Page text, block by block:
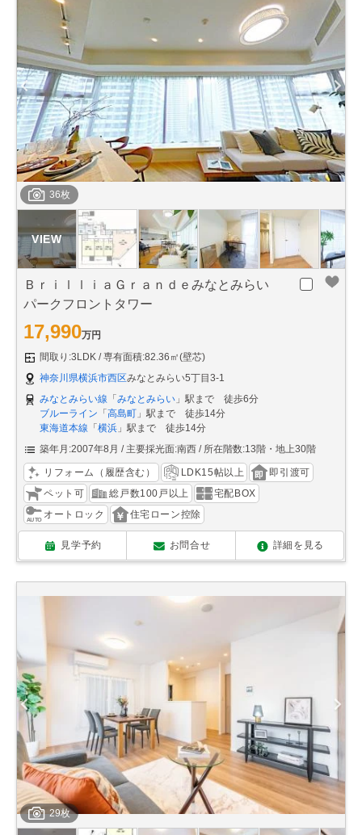
36枚
ＢｒｉｌｌｉａＧｒａｎｄｅみなとみらい
パークフロントタワー
17,990万円
間取り:3LDK
専有面積:82.36㎡(壁芯)
神奈川県横浜市西区みなとみらい5丁目3-1
みなとみらい線 「 みなとみらい 」駅まで 徒歩6分
ブルーライン 「 高島町 」駅まで 徒歩14分
東海道本線 「 横浜 」駅まで 徒歩14分
築年月:2007年8月
主要採光面:南西 所在階数:13階・地上30階
リフォーム（履歴含む） LDK15帖以上
即引渡可
ペット可
総戸数100戸以上
宅配BOX
オートロック
住宅ローン控除
見学予約 お問合せ 詳細を見る
29枚